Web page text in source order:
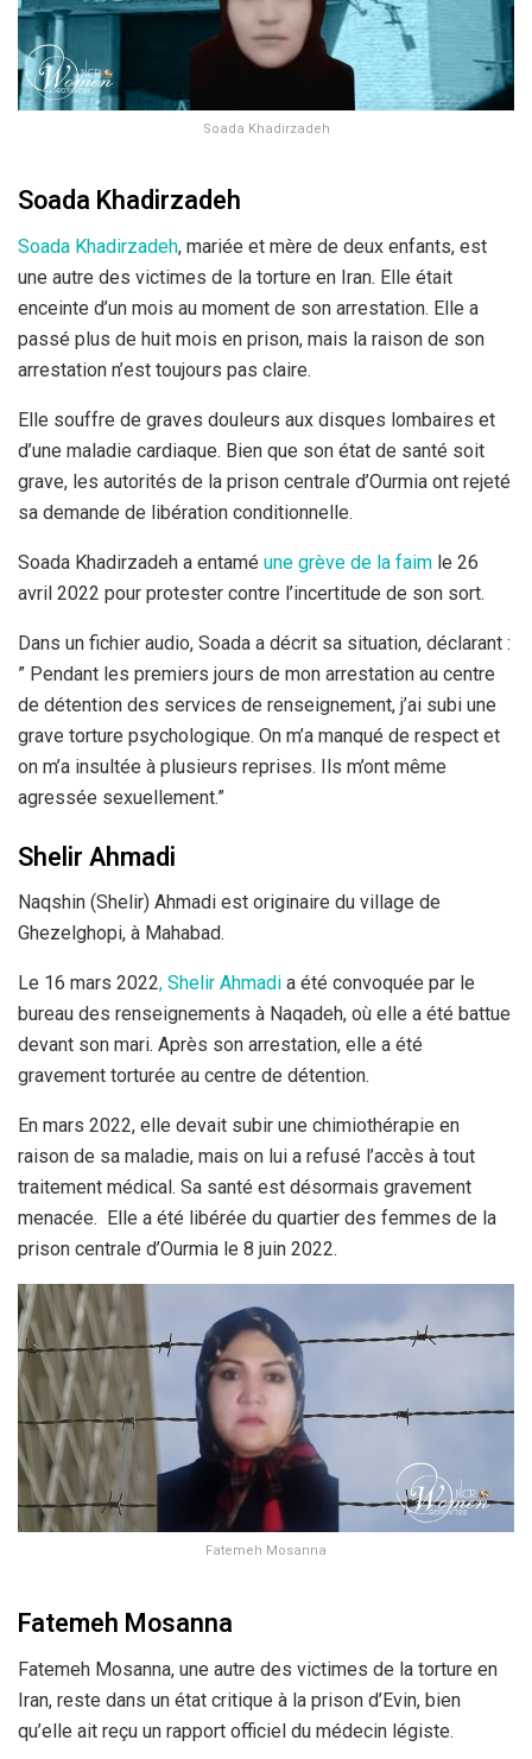
Soada Khadirzadeh
Soada Khadirzadeh
Soada Khadirzadeh, mariée et mère de deux enfants, est
une autre des victimes de la torture en Iran. Elle était
enceinte d’un mois au moment de son arrestation. Elle a
passé plus de huit mois en prison, mais la raison de son
arrestation n’est toujours pas claire.
Elle souffre de graves douleurs aux disques lombaires et
d’une maladie cardiaque. Bien que son état de santé soit
grave, les autorités de la prison centrale d’Ourmia ont rejeté
sa demande de libération conditionnelle.
Soada Khadirzadeh a entamé une grève de la faim le 26
avril 2022 pour protester contre l’incertitude de son sort.
Dans un fichier audio, Soada a décrit sa situation, déclarant :
” Pendant les premiers jours de mon arrestation au centre
de détention des services de renseignement, j’ai subi une
grave torture psychologique. On m’a manqué de respect et
on m’a insultée à plusieurs reprises. Ils m’ont même
agressée sexuellement.”
Shelir Ahmadi
Naqshin (Shelir) Ahmadi est originaire du village de
Ghezelghopi, à Mahabad.
Le 16 mars 2022, Shelir Ahmadi a été convoquée par le
bureau des renseignements à Naqadeh, où elle a été battue
devant son mari. Après son arrestation, elle a été
gravement torturée au centre de détention.
En mars 2022, elle devait subir une chimiothérapie en
raison de sa maladie, mais on lui a refusé l’accès à tout
traitement médical. Sa santé est désormais gravement
menacée. Elle a été libérée du quartier des femmes de la
prison centrale d’Ourmia le 8 juin 2022.
Fatemeh Mosanna
Fatemeh Mosanna
Fatemeh Mosanna, une autre des victimes de la torture en
Iran, reste dans un état critique à la prison d’Evin, bien
qu’elle ait reçu un rapport officiel du médecin légiste.